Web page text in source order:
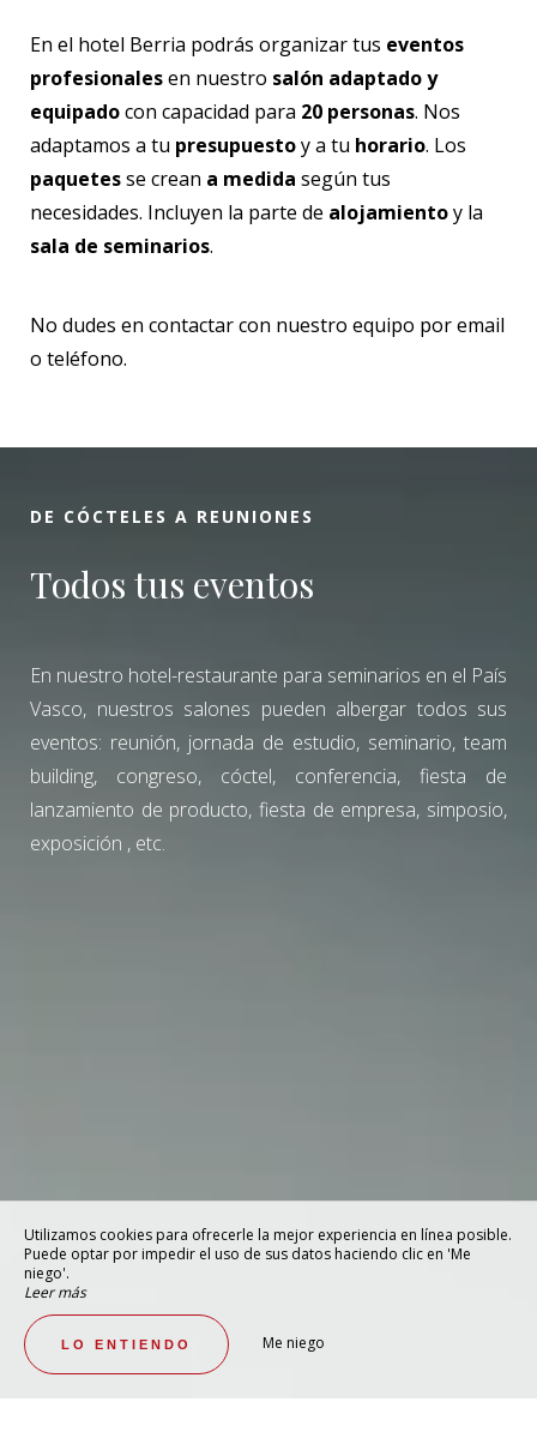
En el hotel Berria podrás organizar tus eventos
profesionalesen nuestro salón adaptado y
equipadocon capacidad para 20 personas. Nos
adaptamos a tu presupuestoy a tu horario. Los
paquetesse crean a medida según tus
necesidades. Incluyen la parte de alojamientoy la
sala de seminarios.
No dudes en contactar con nuestro equipo por email
o teléfono.
DE CÓCTELES A REUNIONES
Todos tus eventos
En nuestro hotel-restaurante para seminarios en el País
Vasco, nuestros salones pueden albergar todos sus
eventos: reunión, jornada de estudio, seminario, team
building, congreso, cóctel, conferencia, fiesta de
lanzamiento de producto, fiesta de empresa, simposio,
exposición , etc.
Utilizamos cookies para ofrecerle la mejor experiencia en línea posible.
Puede optar por impedir el uso de sus datos haciendo clic en 'Me
niego'.
Leer más
LO ENTIENDO Me niego